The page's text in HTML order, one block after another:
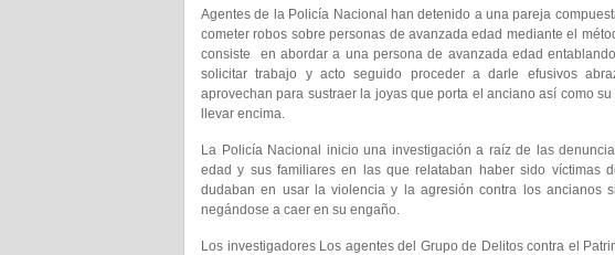
Agentes de la Policía Nacional han detenido a una pareja
cometer robos sobre personas de avanzada edad mediante el
consiste en abordar a una persona de avanzada edad
solicitar trabajo y acto seguido proceder a darle efusivos
aprovechan para sustraer la joyas que porta el anciano así como
llevar encima.
La Policía Nacional inicio una investigación a raíz de las
edad y sus familiares en las que relataban haber sido víctimas
dudaban en usar la violencia y la agresión contra los ancianos
negándose a caer en su engaño.
Los investigadores Los agentes del Grupo de Delitos contra el